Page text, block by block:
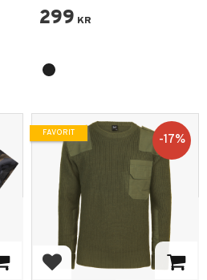
299 KR
Lägg till i favoriter
17%
FAVORIT